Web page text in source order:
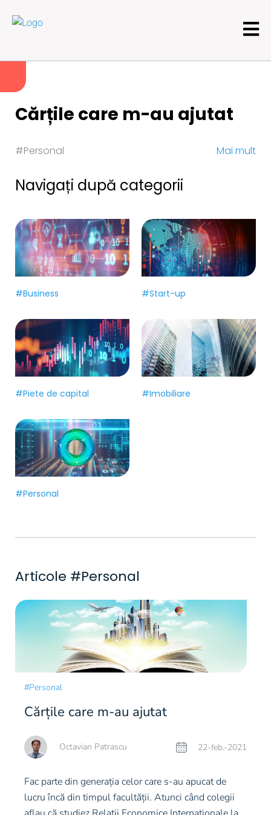
Cărțile care m-au ajutat
#Personal Mai mult
Navigați după categorii
#Business #Start-up
#Piete de capital #Imobiliare
#Personal
Articole #Personal
#Personal
Cărțile care m-au ajutat
Octavian Patrascu 22-feb.-2021
Fac parte din generația celor care s-au apucat de
lucru încă din timpul facultății. Atunci când colegii